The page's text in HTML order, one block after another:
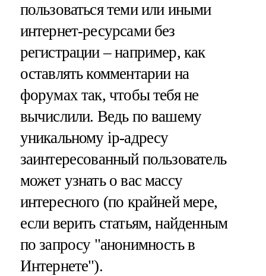
пользоваться теми или иными
интернет-ресурсами без
регистрации – например, как
оставлять комментарии на
форумах так, чтобы тебя не
вычислили. Ведь по вашему
уникальному ip-адресу
заинтересованный пользователь
может узнать о вас массу
интересного (по крайней мере,
если верить статьям, найденным
по запросу "анонимность в
Интернете").